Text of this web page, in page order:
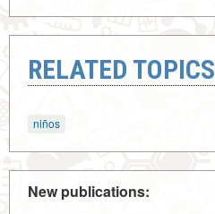
RELATED TOPICS
niños
New publications: